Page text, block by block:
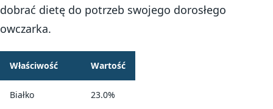
dobrać dietę do potrzeb swojego dorosłego
owczarka.
Właściwość Wartość
Białko 23.0%